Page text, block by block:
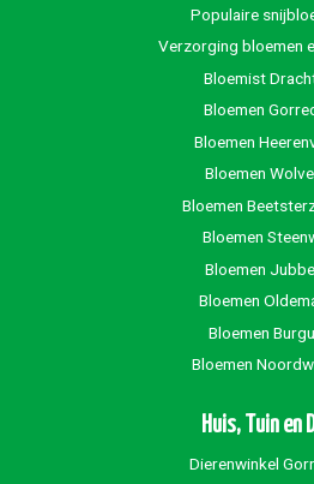
Populaire
Verzorging bloemen
Bloemist
Bloemen
Bloemen
Bloemen
Bloemen
Bloemen
Bloemen
Bloemen
Bloemen
Bloemen
Huis, Tuin en
Dierenwinkel